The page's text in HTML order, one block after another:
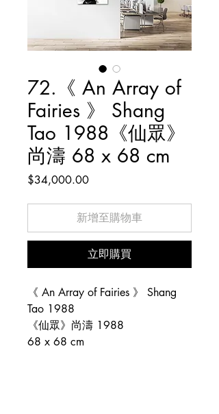
72.《 An Array of
Fairies 》 Shang
Tao 1988《仙眾》
尚濤 68 x 68 cm
$34,000.00價
新增至購物車
立即購買
《 An Array of Fairies 》 Shang
Tao 1988
《仙眾》尚濤 1988
68 x 68 cm